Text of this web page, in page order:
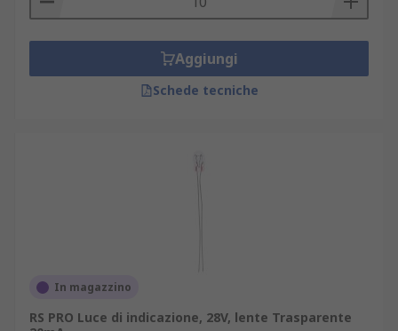
Aggiungi
Schede tecniche
In magazzino
RS PRO Luce di indicazione, 28V, lente Trasparente